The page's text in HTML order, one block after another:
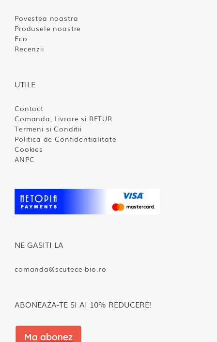
Povestea noastra
Produsele noastre
Eco
Recenzii
UTILE
Contact
Comanda, Livrare si RETUR
Termeni si Conditii
Politica de Confidentialitate
Cookies
ANPC
NE GASITI LA
comanda@scutece-bio.ro
ABONEAZA-TE SI AI 10% REDUCERE!